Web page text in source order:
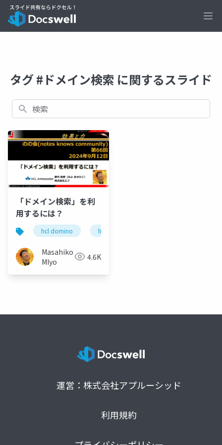
タグ #ドメイン検索 に関するスライド
検索
「ドメイン検索」を利
用するには？
hcl domino hcl notes
Masahiko
MIyo
4.6K
運営：株式会社アプルーシッド
利用規約